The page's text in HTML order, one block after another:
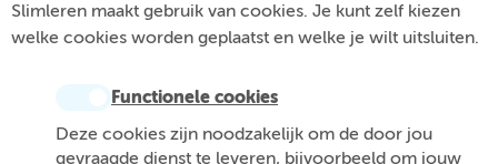
Slimleren maakt gebruik van cookies. Je kunt zelf kiezen
welke cookies worden geplaatst en welke je wilt uitsluiten.
Functionele cookies
Deze cookies zijn noodzakelijk om de door jou
gevraagde dienst te leveren, bijvoorbeeld om jouw